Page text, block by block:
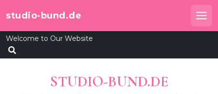
tostudio-bund.de
Welcome to Our Website
STUDIO-BUND.DE